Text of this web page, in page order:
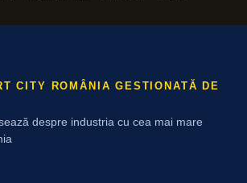
CITY ROMÂNIA GESTIONATĂ DE
despre industria cu cea mai mare